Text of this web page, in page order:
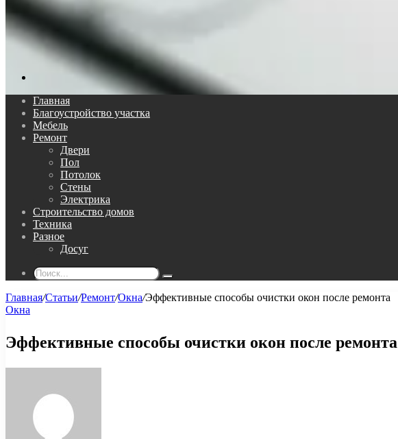
Главная
Благоустройство участка
Мебель
Ремонт
Двери
Пол
Потолок
Стены
Электрика
Строительство домов
Техника
Разное
Досуг
Поиск...
Главная/Статьи/Ремонт/Окна/Эффективные способы очистки окон после ремонта
Окна
Эффективные способы очистки окон после ремонта